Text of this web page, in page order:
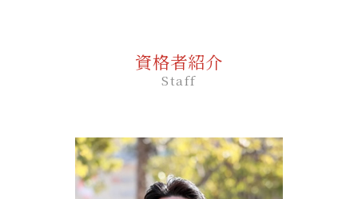
養育費の支払い
養育費 公正証書 作り方
資格者紹介
Staff